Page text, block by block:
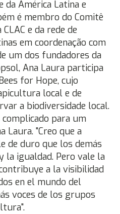
América Latina e
é membro do Comitê
e da rede de
em coordenação com
um dos fundadores da
Ana Laura participa
for Hope, cujo
local e de
a biodiversidade local.
para um
Laura. "Creo que a
de duro que los demás
igualdad. Pero vale la
a la visibilidad
en el mundo del
voces de los grupos